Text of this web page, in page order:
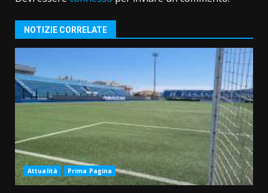
NOTIZIE CORRELATE
Attualità Prima Pagina